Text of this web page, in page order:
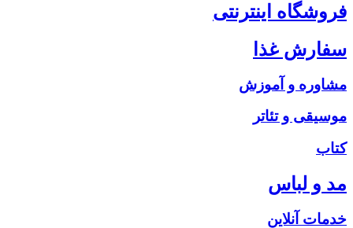
فروشگاه اینترنتی
سفارش غذا
مشاوره و آموزش
موسیقی و تئاتر
کتاب
مد و لباس
خدمات آنلاین